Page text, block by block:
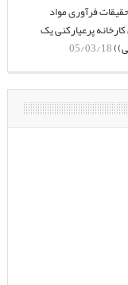
فرآوری مواد
پرعیارکنی یک
05/03/18